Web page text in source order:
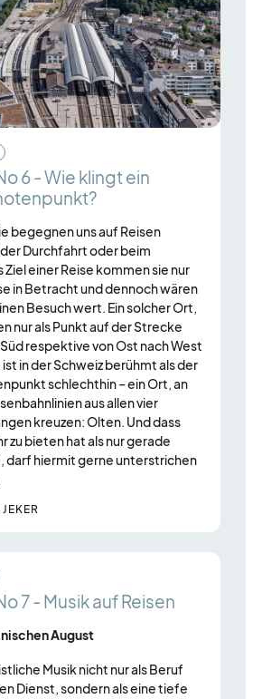
6 - Wie klingt ein
begegnen uns auf Reisen
Durchfahrt oder beim
Ziel einer Reise kommen sie nur
in Betracht und dennoch wären
Besuch wert. Ein solcher Ort,
nur als Punkt auf der Strecke
respektive von Ost nach West
in der Schweiz berühmt als der
schlechthin – ein Ort, an
aus allen vier
kreuzen: Olten. Und dass
zu bieten hat als nur gerade
darf hiermit gerne unterstrichen
7 - Musik auf Reisen
August
Musik nicht nur als Beruf
Dienst, sondern als eine tiefe